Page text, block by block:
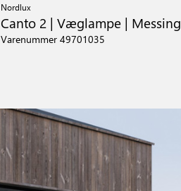
Nordlux
Canto 2 | Væglampe | Messing
Varenummer 49701035